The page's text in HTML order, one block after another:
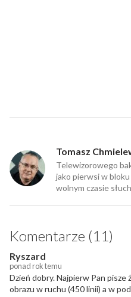
Tomasz
Telewizorowego
jako pierwsi w
wolnym czasie
Komentarze (11)
Ryszard
ponad rok temu
Dzień dobry. Najpierw Pan pisze
obrazu w ruchu (450 linii) a w